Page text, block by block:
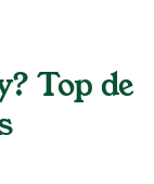
Top de